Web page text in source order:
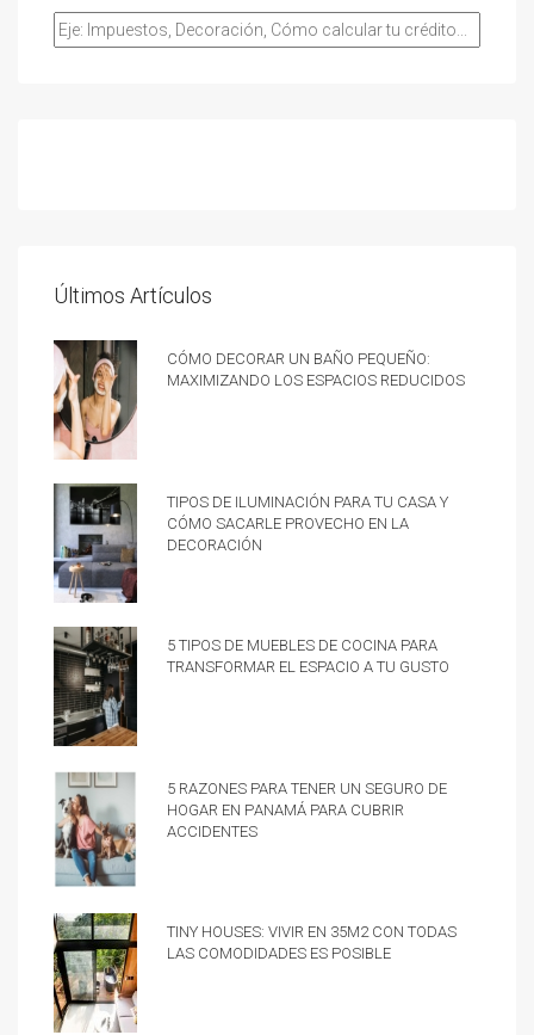
Últimos Artículos
Cómo decorar un baño pequeño:
Maximizando los espacios reducidos
Tipos de iluminación para tu casa y
cómo sacarle provecho en la
decoración
5 tipos de muebles de cocina para
transformar el espacio a tu gusto
5 razones para tener un Seguro de
hogar en Panamá para cubrir
accidentes
Tiny Houses: vivir en 35m2 con todas
las comodidades es posible